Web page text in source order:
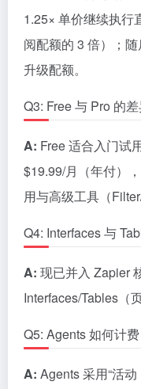
1.25× 单价继续执行
阅配额的 3 倍）；
升级配额。
Q3: Free 与 Pro 的
A: Free 适合入门试
$19.99/月（年付）
用与高级工具（
Q4: Interfaces 与
A: 现已并入 Zapier
Interfaces/Tables（
Q5: Agents 如何计费
A: Agents 采用“活动